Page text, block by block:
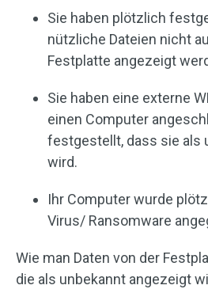
Sie haben plötzlich
nützliche Dateien nicht
Festplatte angezeigt
Sie haben eine externe
einen Computer
festgestellt, dass sie als
wird.
Ihr Computer wurde
Virus/ Ransomware
Wie man Daten von der
die als unbekannt angezeigt